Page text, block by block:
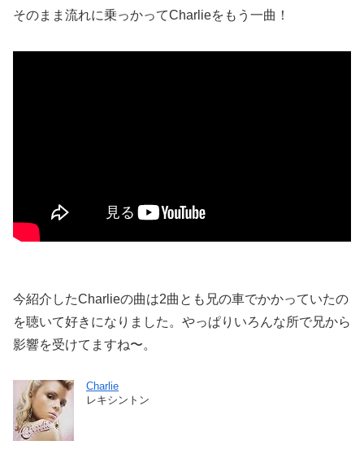
そのまま流れに乗っかってCharlieをもう一曲！
今紹介したCharlieの曲は2曲とも兄の車でかかっていたの
を聴いて好きになりました。やっぱりいろんな所で兄から
影響を受けてますね〜。
Charlie
レキシントン